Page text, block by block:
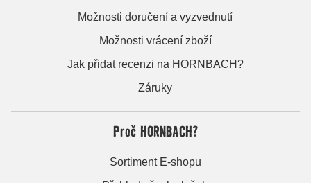
Možnosti doručení a vyzvednutí
Možnosti vrácení zboží
Jak přidat recenzi na HORNBACH?
Záruky
Proč HORNBACH?
Sortiment E-shopu